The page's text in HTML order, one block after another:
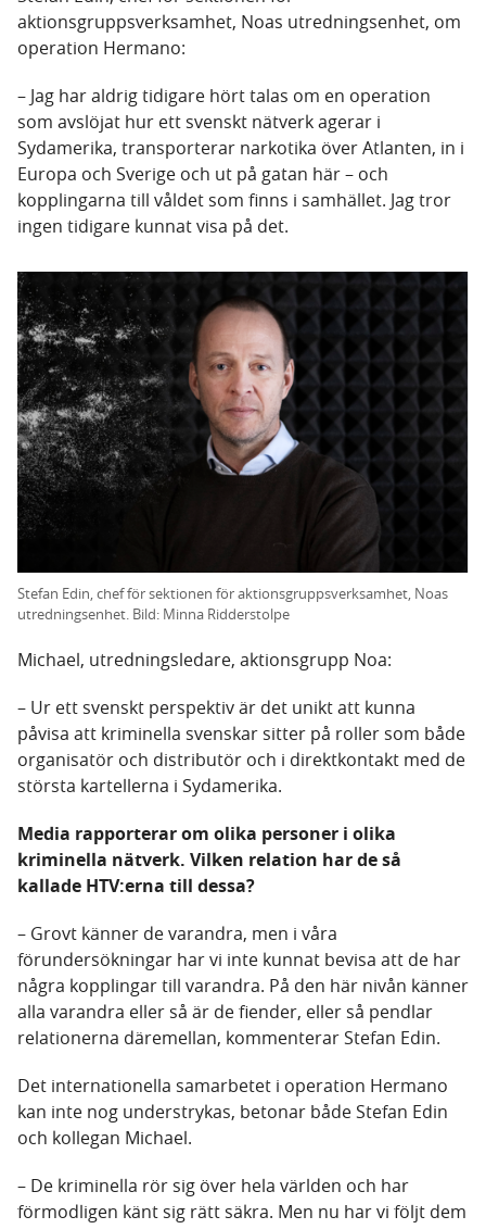
aktionsgruppsverksamhet, Noas utredningsenhet, om
operation Hermano:
– Jag har aldrig tidigare hört talas om en operation
som avslöjat hur ett svenskt nätverk agerar i
Sydamerika, transporterar narkotika över Atlanten, in i
Europa och Sverige och ut på gatan här – och
kopplingarna till våldet som finns i samhället. Jag tror
ingen tidigare kunnat visa på det.
Stefan Edin, chef för sektionen för aktionsgruppsverksamhet, Noas
utredningsenhet. Bild: Minna Ridderstolpe
Michael, utredningsledare, aktionsgrupp Noa:
– Ur ett svenskt perspektiv är det unikt att kunna
påvisa att kriminella svenskar sitter på roller som både
organisatör och distributör och i direktkontakt med de
största kartellerna i Sydamerika.
Media rapporterar om olika personer i olika
kriminella nätverk. Vilken relation har de så
kallade HTV:erna till dessa?
– Grovt känner de varandra, men i våra
förundersökningar har vi inte kunnat bevisa att de har
några kopplingar till varandra. På den här nivån känner
alla varandra eller så är de fiender, eller så pendlar
relationerna däremellan, kommenterar Stefan Edin.
Det internationella samarbetet i operation Hermano
kan inte nog understrykas, betonar både Stefan Edin
och kollegan Michael.
– De kriminella rör sig över hela världen och har
förmodligen känt sig rätt säkra. Men nu har vi följt dem